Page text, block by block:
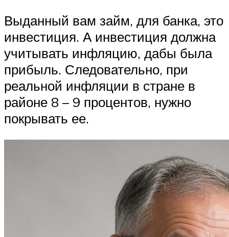
Выданный вам займ, для банка, это
инвестиция. А инвестиция должна
учитывать инфляцию, дабы была
прибыль. Следовательно, при
реальной инфляции в стране в
районе 8 – 9 процентов, нужно
покрывать ее.